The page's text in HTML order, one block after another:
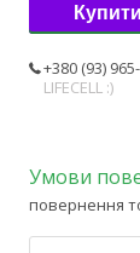
+380 (93)
LIFECELL :)
повернення